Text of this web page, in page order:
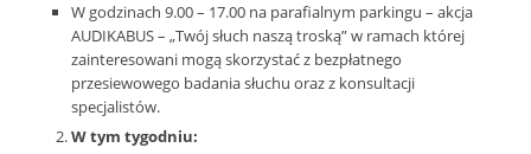
W godzinach 9.00 – 17.00 na parafialnym parkingu – akcja
AUDIKABUS – „Twój słuch naszą troską” w ramach której
zainteresowani mogą skorzystać z bezpłatnego
przesiewowego badania słuchu oraz z konsultacji
specjalistów.
W tym tygodniu: